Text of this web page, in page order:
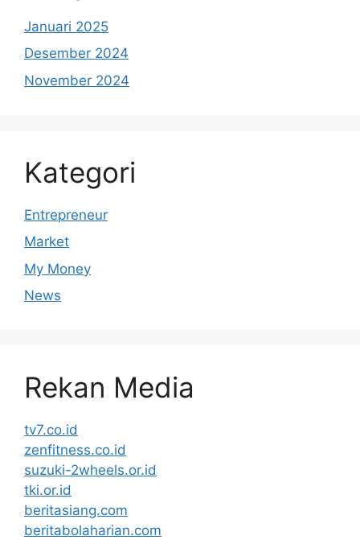
Januari 2025
Desember 2024
November 2024
Kategori
Entrepreneur
Market
My Money
News
Rekan Media
tv7.co.id
zenfitness.co.id
suzuki-2wheels.or.id
tki.or.id
beritasiang.com
beritabolaharian.com